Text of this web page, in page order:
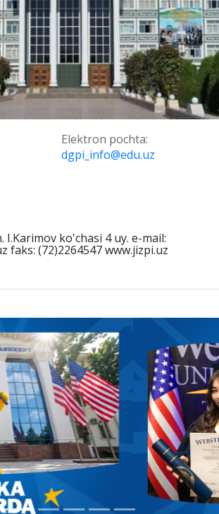
Elektron pochta:
dgpi_info@edu.uz
I.Karimov ko'chasi 4 uy. e-mail:
faks: (72)2264547 www.jizpi.uz